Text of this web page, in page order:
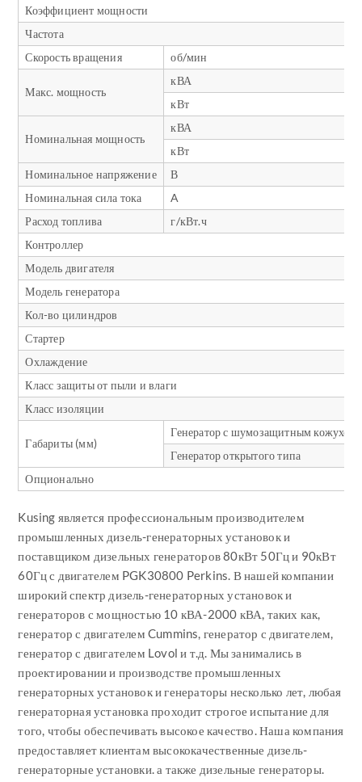
Коэффициент мощности
Частота
Скорость вращения
об/мин
Макс. мощность
кВА
кВт
Номинальная мощность
кВА
кВт
Номинальное напряжение
В
Номинальная сила тока
A
Расход топлива
г/кВт.ч
Контроллер
Модель двигателя
Модель генератора
Кол-во цилиндров
Стартер
Охлаждение
Класс защиты от пыли и влаги
Класс изоляции
Габариты (мм)
Генератор с шумозащитным кожухом
Генератор открытого типа
Опционально
Kusing является профессиональным производителем
промышленных дизель-генераторных установок и
поставщиком дизельных генераторов 80кВт 50Гц и 90кВт
60Гц с двигателем PGK30800 Perkins. В нашей компании
широкий спектр дизель-генераторных установок и
генераторов с мощностью 10 кВА-2000 кВА, таких как,
генератор с двигателем Cummins, генератор с двигателем,
генератор с двигателем Lovol и т.д. Мы занимались в
проектировании и производстве промышленных
генераторных установок и генераторы несколько лет, любая
генераторная установка проходит строгое испытание для
того, чтобы обеспечивать высокое качество. Наша компания
предоставляет клиентам высококачественные дизель-
генераторные установки. а также дизельные генераторы.